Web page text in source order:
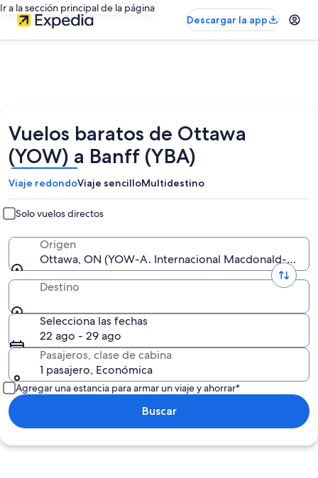
Ir a la sección principal de la página
Descargar la app
Vuelos baratos de Ottawa
(YOW) a Banff (YBA)
Viaje redondoViaje sencilloMultidestino
Solo vuelos directos
Origen
Ottawa, ON (YOW-A. Internacional Macdonald-
Destino
Selecciona las fechas
22 ago - 29 ago
Pasajeros, clase de cabina
1 pasajero, Económica
Agregar una estancia para armar un viaje y ahorrar*
Buscar